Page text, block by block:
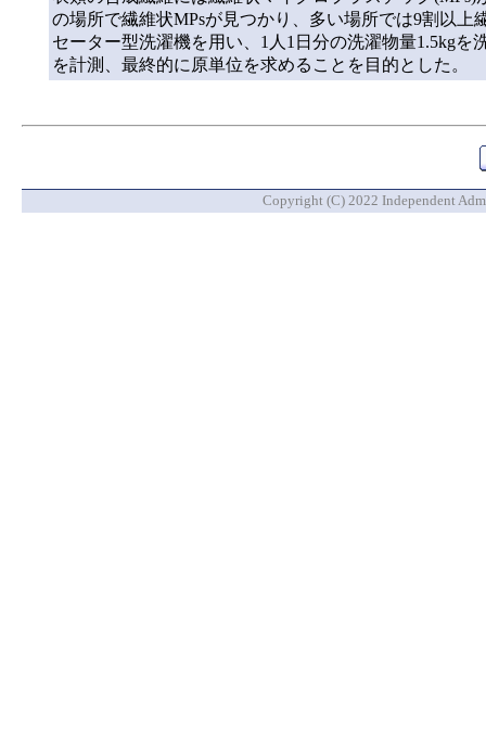
の場所で繊維状MPsが見つかり、多い場所では9割以
セーター型洗濯機を用い、1人1日分の洗濯物量1.5kg
を計測、最終的に原単位を求めることを目的とした。
Copyright (C) 2022 Independent